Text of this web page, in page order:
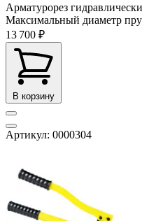
Арматурорез
Максимальный диаметр
13 700 ₽
В корзину
Артикул: 0000304